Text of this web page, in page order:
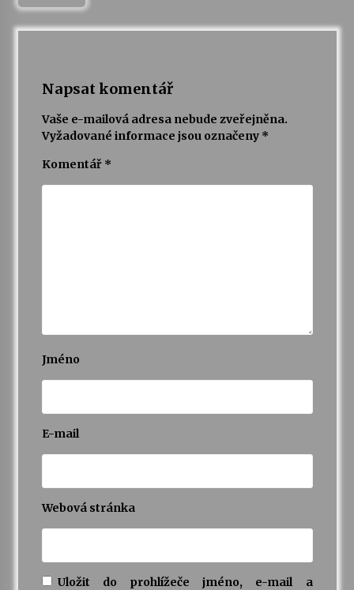
Želiv
Petr Adamec – Malovaný svět
Napsat komentář
Vaše e-mailová adresa nebude zveřejněna.
Vyžadované informace jsou označeny *
Komentář *
Jméno
E-mail
Webová stránka
Uložit do prohlížeče jméno, e-mail a